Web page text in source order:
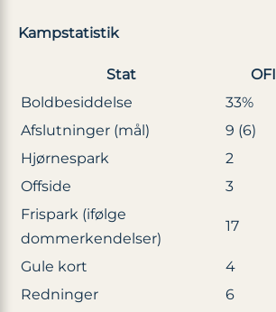
Kampstatistik
Stat OFI
Boldbesiddelse
33%
Afslutninger (mål)
9 (6)
Hjørnespark
2
Offside
3
Frispark (ifølge
dommerkendelser)
17
Gule kort 4
Redninger
6